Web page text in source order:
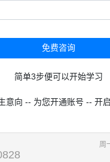
免费咨询
简单3步便可以开始学习
意向 -- 为您开通账号 -- 开
周